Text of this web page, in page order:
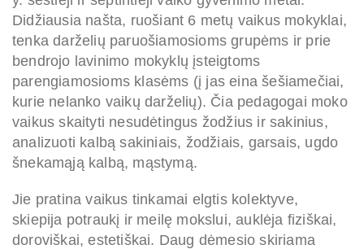
Didžiausia našta, ruošiant 6 metų vaikus mokyklai,
tenka darželių paruošiamosioms grupėms ir prie
bendrojo lavinimo mokyklų įsteigtoms
parengiamosioms klasėms (į jas eina šešiamečiai,
kurie nelanko vaikų darželių). Čia pedagogai moko
vaikus skaityti nesudėtingus žodžius ir sakinius,
analizuoti kalbą sakiniais, žodžiais, garsais, ugdo
šnekamąją kalbą, mąstymą.
Jie pratina vaikus tinkamai elgtis kolektyve,
skiepija potraukį ir meilę mokslui, auklėja fiziškai,
doroviškai, estetiškai. Daug dėmesio skiriama